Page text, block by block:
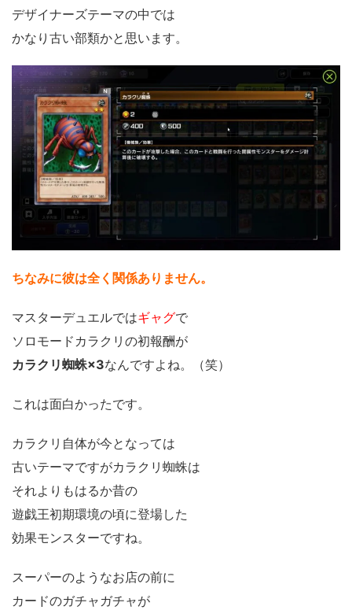
デザイナーズテーマの中では
かなり古い部類かと思います。
ちなみに彼は全く関係ありません。
マスターデュエルではギャグで
ソロモードカラクリの初報酬が
カラクリ蜘蛛×3なんですよね。（笑）
これは面白かったです。
カラクリ自体が今となっては
古いテーマですがカラクリ蜘蛛は
それよりもはるか昔の
遊戯王初期環境の頃に登場した
効果モンスターですね。
スーパーのようなお店の前に
カードのガチャガチャが